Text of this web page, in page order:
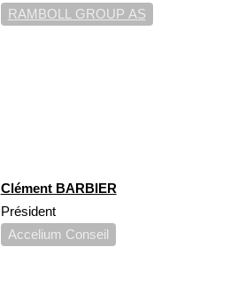
RAMBOLL GROUP AS
Clément BARBIER
Président
Accelium Conseil